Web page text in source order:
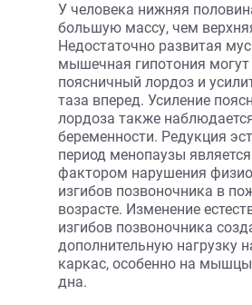
У человека нижняя
большую массу, чем
Недостаточно развитая
мышечная гипотония могут
поясничный лордоз и
таза вперед. Усиление
лордоза также
беременности. Редукция
период менопаузы
фактором нарушения
изгибов позвоночника в
возрасте. Изменение
изгибов позвоночника
дополнительную нагрузку
каркас, особенно на мышцы
дна.